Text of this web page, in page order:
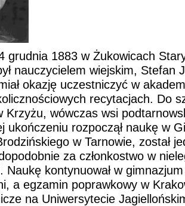
grudnia 1883 w Żukowicach
nauczycielem wiejskim, Stefan
okazję uczestniczyć w
recytacjach. Do
Krzyżu, wówczas wsi
ukończeniu rozpoczął naukę w
w Tarnowie, został
za członkostwo w
Naukę kontynuował w
a egzamin poprawkowy w
na Uniwersytecie